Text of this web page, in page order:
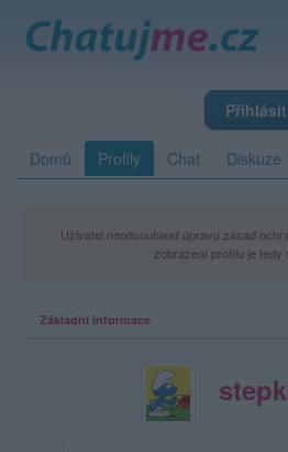
Přihlásit
Domů Profily Chat Diskuze
Uživatel neodsouhlasil úpravu zásad
zobrazení profilu je tedy
Základní informace